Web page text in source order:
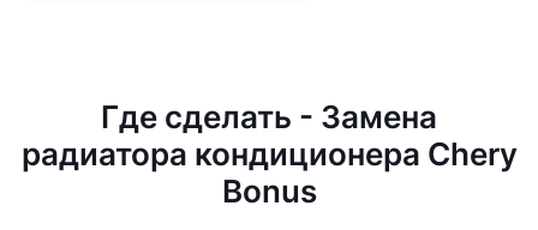
Где сделать - Замена
радиатора кондиционера Chery
Bonus